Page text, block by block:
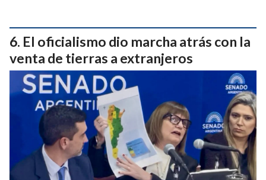
El oficialismo dio marcha atrás con la
venta de tierras a extranjeros